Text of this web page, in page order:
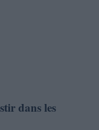
dans les